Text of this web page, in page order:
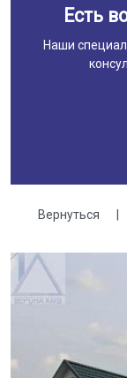
Есть
Наши
Вернуться |
Галерея